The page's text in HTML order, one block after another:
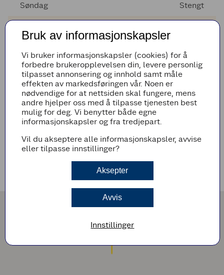
Søndag Stengt
Onsdag 07:00 - 23:00
Torsdag 07:00 - 23:00
AVVIKENDE ÅPNINGSTIDER
Det er ingen avvikende åpningstider i nærmeste fremtid
Bruk av informasjonskapsler
Vi bruker informasjonskapsler (cookies) for å
forbedre brukeropplevelsen din, levere personlig
tilpasset annonsering og innhold samt måle
effekten av markedsføringen vår. Noen er
nødvendige for at nettsiden skal fungere, mens
andre hjelper oss med å tilpasse tjenesten best
mulig for deg. Vi benytter både egne
informasjonskapsler og fra tredjepart.
Vil du akseptere alle informasjonskapsler, avvise
eller tilpasse innstillinger?
Aksepter
Avvis
Innstillinger